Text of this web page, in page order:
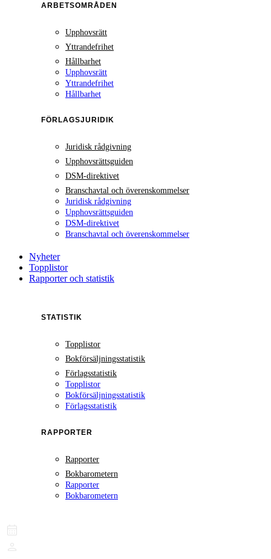
ARBETSOMRÅDEN
Upphovsrätt
Yttrandefrihet
Hållbarhet
Upphovsrätt
Yttrandefrihet
Hållbarhet
FÖRLAGSJURIDIK
Juridisk rådgivning
Upphovsrättsguiden
DSM-direktivet
Branschavtal och överenskommelser
Juridisk rådgivning
Upphovsrättsguiden
DSM-direktivet
Branschavtal och överenskommelser
Nyheter
Topplistor
Rapporter och statistik
STATISTIK
Topplistor
Bokförsäljningsstatistik
Förlagsstatistik
Topplistor
Bokförsäljningsstatistik
Förlagsstatistik
RAPPORTER
Rapporter
Bokbarometern
Rapporter
Bokbarometern